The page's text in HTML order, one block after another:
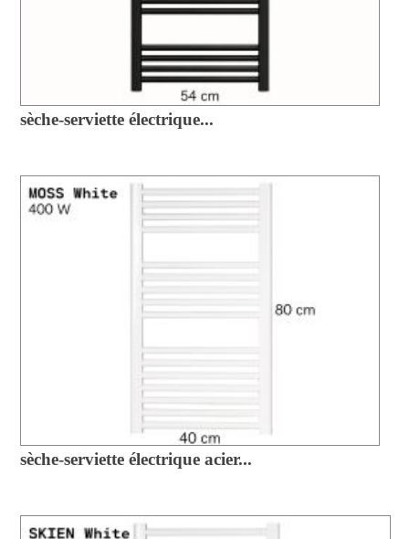
sèche-serviette électrique...
sèche-serviette électrique acier...